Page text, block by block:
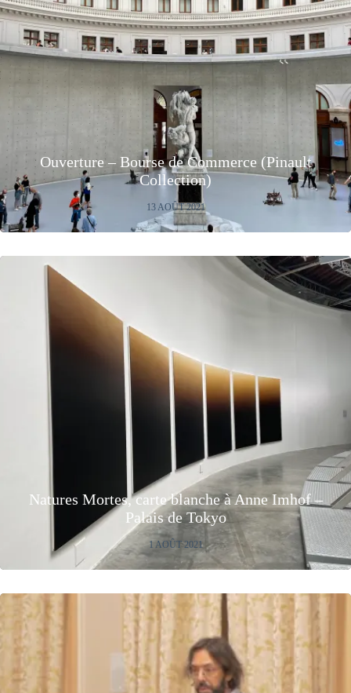
Ouverture – Bourse de Commerce (Pinault
Collection)
13 AOÛT 2021
Natures Mortes, carte blanche à Anne Imhof –
Palais de Tokyo
1 AOÛT 2021